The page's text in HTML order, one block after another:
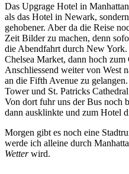
Das Upgrage Hotel in
als das Hotel in Newark,
gehobener. Aber da die Reise
Zeit Bilder zu machen, denn
die Abendfahrt durch New
Chelsea Market, dann hoch
Anschliessend weiter von West
an die Fifth Avenue zu
Tower und St. Patricks
Von dort fuhr uns der Bus noch
dann ausklinkte und zum Hotel
Morgen gibt es noch eine
werde ich alleine durch
Wetterwird.